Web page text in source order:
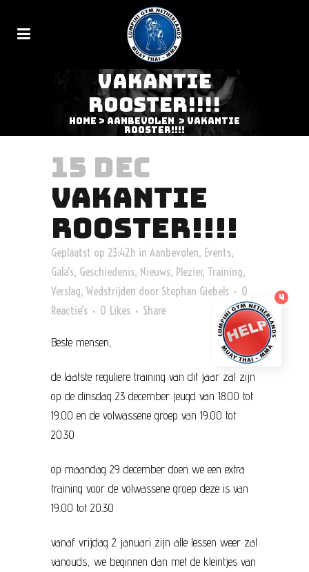
VAKANTIE
ROOSTER!!!!
Home >Aanbevolen > Vakantie
rooster!!!!
15 DEC
VAKANTIE
ROOSTER!!!!
Geplaatst op 23:42h in Aanbevolen, Events,
Gala's, Geschiedenis, Nieuws, Plezier, Training,
Verslag, Wedstrijden door Stephan Giebels
0
Reactie's
0 Likes Share
Beste mensen,
de laatste reguliere training van dit jaar zal zijn
op de dinsdag 23 december jeugd van 18.00 tot
19.00 en de volwassene groep van 19.00 tot
20.30
op maandag 29 december doen we een extra
training voor de volwassene groep deze is van
19.00 tot 20.30
vanaf vrijdag 2 januari zijn alle lessen weer zal
vanouds, we beginnen dan met de kleintjes van
4